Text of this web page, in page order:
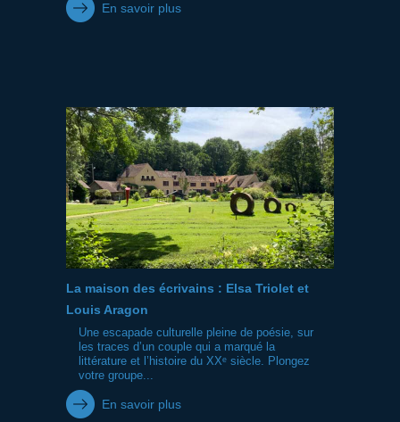
En savoir plus
La maison des écrivains : Elsa Triolet et
Louis Aragon
Une escapade culturelle pleine de poésie, sur
les traces d’un couple qui a marqué la
littérature et l’histoire du XXᵉ siècle. Plongez
votre groupe...
En savoir plus